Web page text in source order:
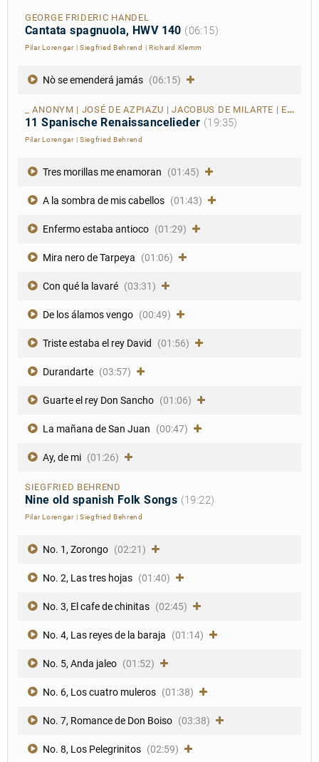
GEORGE FRIDERIC HANDEL
Cantata spagnuola, HWV 140 (06:15)
Pilar Lorengar| Siegfried Behrend | Richard Klemm
Nò se emenderá jamás (06:15)
_ ANONYM | JOSÉ DE AZPIAZU | JACOBUS DE MILARTE | ESTEBAN DAZA | JUAN BERMUDO | LUIS DE NARVÁEZ | JUAN VÁSQUEZ | ALONSO MUDARRA | LUIS DE MILÁN | DIEGO PISADOR | ENRÍQUEZ DE VALDERRÁBANO
11 Spanische Renaissancelieder (19:35)
Pilar Lorengar| Siegfried Behrend
Tres morillas me enamoran (01:45)
A la sombra de mis cabellos (01:43)
Enfermo estaba antioco (01:29)
Mira nero de Tarpeya (01:06)
Con qué la lavaré (03:31)
De los álamos vengo (00:49)
Triste estaba el rey David (01:56)
Durandarte (03:57)
Guarte el rey Don Sancho (01:06)
La mañana de San Juan (00:47)
Ay, de mi (01:26)
SIEGFRIED BEHREND
Nine old spanish Folk Songs (19:22)
Pilar Lorengar| Siegfried Behrend
No. 1, Zorongo (02:21)
No. 2, Las tres hojas (01:40)
No. 3, El cafe de chinitas (02:45)
No. 4, Las reyes de la baraja (01:14)
No. 5, Anda jaleo (01:52)
No. 6, Los cuatro muleros (01:38)
No. 7, Romance de Don Boiso (03:38)
No. 8, Los Pelegrinitos (02:59)